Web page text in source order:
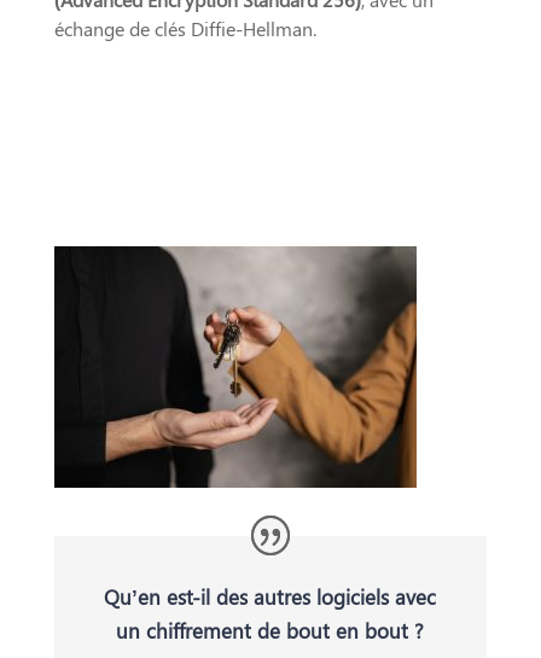
échange de clés Diffie-Hellman.
Qu’en est-il des autres logiciels avec
un chiffrement de bout en bout ?